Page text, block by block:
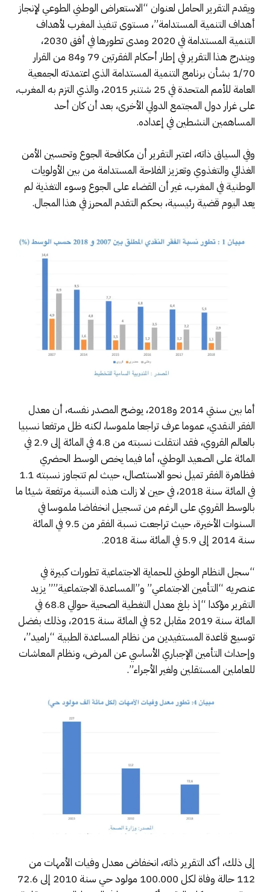
ويقدم التقرير الحامل لعنوان “الاستعراض الوطني الطوعي لإنجاز
أهداف التنمية المستدامة”، مستوى تنفيذ المغرب لأهداف
التنمية المستدامة في 2020 ومدى تطورها في أفق 2030،
ويندرج هذا التقرير في إطار أحكام الفقرتين 79 و84 من القرار
1/70 بشأن برنامج التنمية المستدامة الذي اعتمدته الجمعية
العامة للأمم المتحدة في 25 شتنبر 2015، والذي التزم به المغرب،
على غرار دول المجتمع الدولي الأخرى، بعد أن كان أحد
المساهمين النشطين في إعداده.
وفي السياق ذاته، اعتبر التقرير أن مكافحة الجوع وتحسين الأمن
الغذائي والتغذوي وتعزيز الفلاحة المستدامة من بين الأولويات
الوطنية في المغرب، غير أن القضاء على الجوع وسوء التغذية لم
يعد اليوم قضية رئيسية، بحكم التقدم المحرز في هذا المجال.
أما بين سنتي 2014 و2018، يوضح المصدر نفسه، أن معدل
الفقر النقدي، عموما عرف تراجعا ملموسا، لكنه ظل مرتفعا نسبيا
بالعالم القروي، فقد انتقلت نسبته من 4.8 في المائة إلى 2.9 في
المائة على الصعيد الوطني، أما فيما يخص الوسط الحضري
فظاهرة الفقر تميل نحو الاستئصال، حيث لم تتجاوز نسبته 1.1
في المائة سنة 2018، في حين لا زالت هذه النسبة مرتفعة شيئا ما
بالوسط القروي على الرغم من تسجيل انخفاضا ملموسا في
السنوات الأخيرة، حيث تراجعت نسبة الفقر من 9.5 في المائة
سنة 2014 إلى 5.9 في المائة سنة 2018.
“سجل النظام الوطني للحماية الاجتماعية تطورات كبيرة في
عنصريه “التأمين الاجتماعي” و”المساعدة الاجتماعية”” يزيد
التقرير مؤكدا “إذ بلغ معدل التغطية الصحية حوالي 68.8 في
المائة سنة 2019 مقابل 52 في المائة سنة 2015، وذلك بفضل
توسيع قاعدة المستفيدين من نظام المساعدة الطبية “راميد”،
وإحداث التأمين الإجباري الأساسي عن المرض، ونظام المعاشات
للعاملين المستقلين ولغير الأجراء”.
إلى ذلك، أكد التقرير ذاته، انخفاض معدل وفيات الأمهات من
112 حالة وفاة لكل 100.000 مولود حي سنة 2010 إلى 72.6